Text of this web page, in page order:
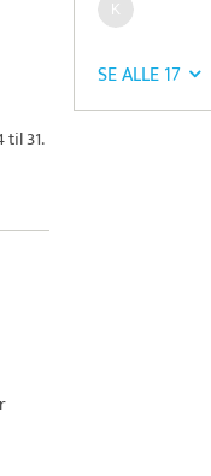
SE ALLE 17
31.